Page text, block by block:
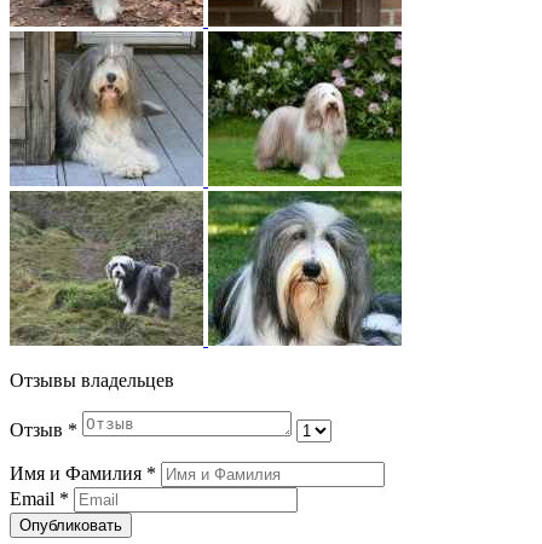
Отзывы владельцев
Отзыв *
Имя и Фамилия *
Email *
Опубликовать